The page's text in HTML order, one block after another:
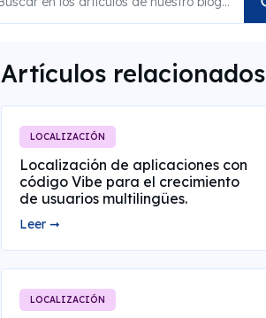
Artículos relacionados
LOCALIZACIÓN
Localización de aplicaciones con
código Vibe para el crecimiento
de usuarios multilingües.
Leer ➞
LOCALIZACIÓN